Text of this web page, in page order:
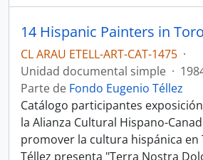
14 Hispanic Painters in
CL ARAU ETELL-ART-CAT-1475 ·
Unidad documental simple ·
Parte de Fondo Eugenio Téllez
Catálogo participantes
la Alianza Cultural Hispano-
promover la cultura hispánica en
Téllez presenta "Terra Nostra